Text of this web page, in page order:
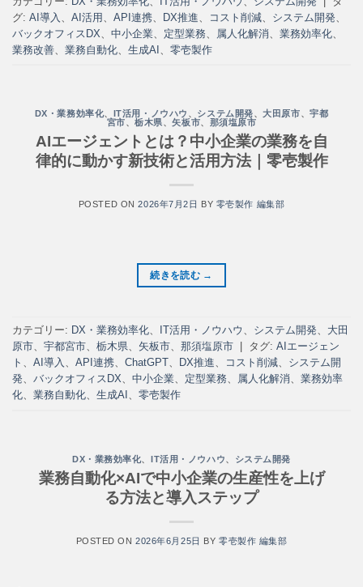
グ: AI導入 AI活用 API連携 DX推進 コスト削減 システム開発
バックオフィスDX
中小企業 定型業務 属人化解消 業務効率化
業務改善
業務自動化 生成AI 零壱製作
DX・業務効率化、 IT活用・ノウハウ 、 システム開発、大田原市、宇都
宮市、栃木県、矢板市、 那須塩原市
AIエージェントとは？中小企業の業務を自
律的に動かす新技術と活用方法｜零壱製作
POSTED ON2026年7月2日 BY 零壱製作 編集部
続きを読む →
カテゴリー: DX・業務効率化、 IT活用・ノウハウ 、 システム開発、 大田
原市、 宇都宮市、 栃木県、 矢板市、 那須塩原市 タグ: AIエージェン
ト 、 AI導入 、 API連携、 ChatGPT、 DX推進、 コスト削減、 システム開
発、 バックオフィスDX、 中小企業、 定型業務、 属人化解消、 業務効率
化、 業務自動化、 生成AI 、 零壱製作
DX・業務効率化、IT活用・ノウハウ、 システム開発
業務自動化×AIで中小企業の生産性を上げ
る方法と導入ステップ
POSTED ON2026年6月25日 BY 零壱製作 編集部